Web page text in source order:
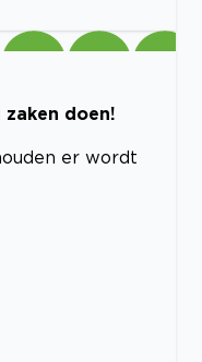
doen!
er wordt